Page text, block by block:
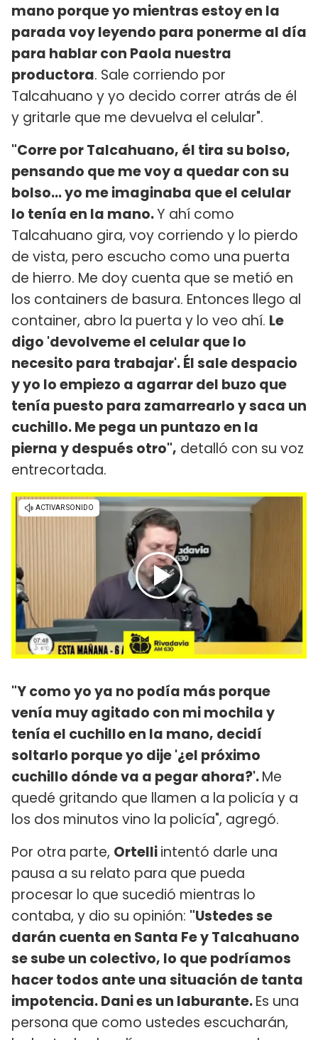
mano porque yo mientras estoy en la
parada voy leyendo para ponerme al día
para hablar con Paola nuestra
productora. Sale corriendo por
Talcahuano y yo decido correr atrás de él
y gritarle que me devuelva el celular".
"Corre por Talcahuano, él tira su bolso,
pensando que me voy a quedar con su
bolso... yo me imaginaba que el celular
lo tenía en la mano.Y ahí como
Talcahuano gira, voy corriendo y lo pierdo
de vista, pero escucho como una puerta
de hierro. Me doy cuenta que se metió en
los containers de basura. Entonces llego al
container, abro la puerta y lo veo ahí. Le
digo 'devolveme el celular que lo
necesito para trabajar'. Él sale despacio
y yo lo empiezo a agarrar del buzo que
tenía puesto para zamarrearlo y saca un
cuchillo. Me pega un puntazo en la
pierna y después otro", detalló con su voz
entrecortada.
"Y como yo ya no podía más porque
venía muy agitado con mi mochila y
tenía el cuchillo en la mano, decidí
soltarlo porque yo dije '¿el próximo
cuchillo dónde va a pegar ahora?'.Me
quedé gritando que llamen a la policía y a
los dos minutos vino la policía", agregó.
Por otra parte, Ortelliintentó darle una
pausa a su relato para que pueda
procesar lo que sucedió mientras lo
contaba, y dio su opinión: "Ustedes se
darán cuenta en Santa Fe y Talcahuano
se sube un colectivo, lo que podríamos
hacer todos ante una situación de tanta
impotencia. Dani es un laburante.Es una
persona que como ustedes escucharán,